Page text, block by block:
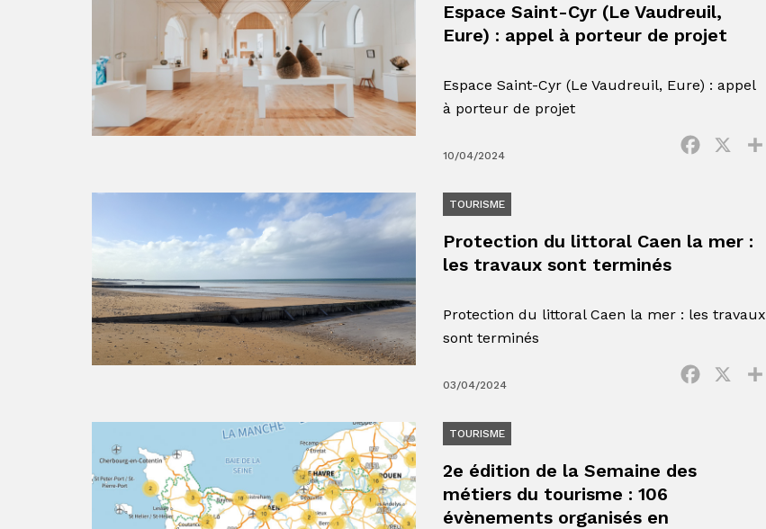
Espace Saint-Cyr (Le Vaudreuil,
Eure) : appel à porteur de projet
Espace Saint-Cyr (Le Vaudreuil, Eure) : appel
à porteur de projet
10/04/2024
Facebook
TOURISME
Protection du littoral Caen la mer :
les travaux sont terminés
Protection du littoral Caen la mer : les travaux
sont terminés
03/04/2024
Facebook
TOURISME
2e édition de la Semaine des
métiers du tourisme : 106
évènements organisés en